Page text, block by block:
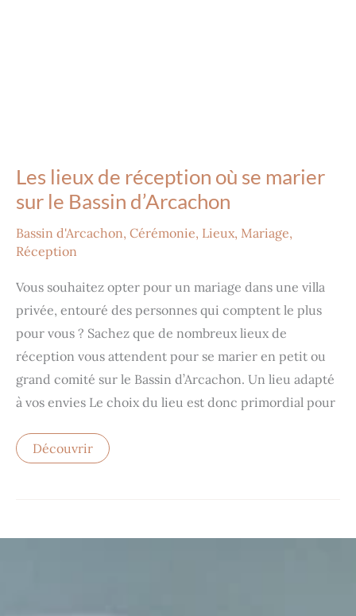
Les lieux de réception où se marier
sur le Bassin d’Arcachon
Bassin d'Arcachon, Cérémonie, Lieux, Mariage,
Réception
Vous souhaitez opter pour un mariage dans une villa
privée, entouré des personnes qui comptent le plus
pour vous ? Sachez que de nombreux lieux de
réception vous attendent pour se marier en petit ou
grand comité sur le Bassin d’Arcachon. Un lieu adapté
à vos envies Le choix du lieu est donc primordial pour
Découvrir